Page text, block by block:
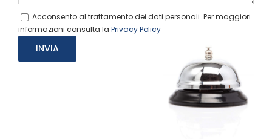
Acconsento al trattamento dei dati personali. Per maggiori
informazioni consulta la Privacy Policy